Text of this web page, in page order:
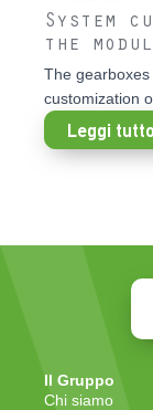
System
the
The
customization
Leggi tutto
Il Gruppo
Chi siamo